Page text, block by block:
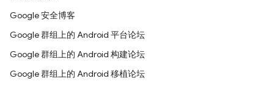
Google 安全博客
Google 群组上的 Android 平台论坛
Google 群组上的 Android 构建论坛
Google 群组上的 Android 移植论坛